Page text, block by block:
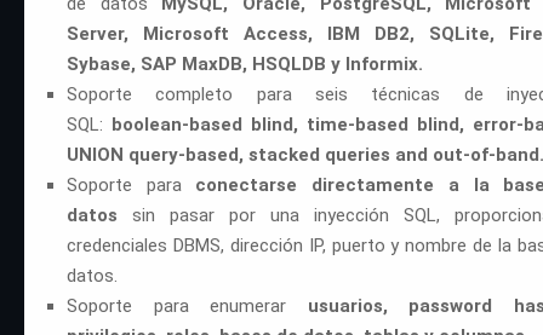
Server, Microsoft Access, IBM DB2, SQLite,
Sybase, SAP MaxDB, HSQLDB y Informix.
Soporte completo para seis técnicas de
SQL: boolean-based blind, time-based blind, error-
UNION query-based, stacked queries and out-of-band.
Soporte para conectarse directamente a la
datos sin pasar por una inyección SQL,
credenciales DBMS, dirección IP, puerto y nombre de la
datos.
Soporte para enumerar usuarios, password